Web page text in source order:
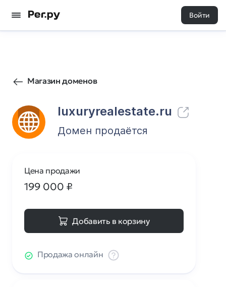
Войти
Магазин доменов
luxuryrealestate.ru
81 0
Домен продаётся
Цена продажи
199 000 ₽
Добавить в корзину
Продажа онлайн